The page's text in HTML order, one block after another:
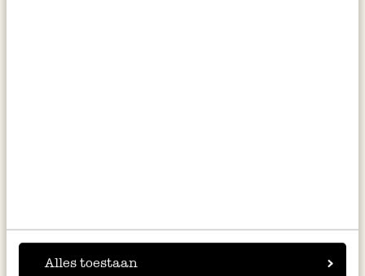
Alles toestaan
Bloempot, terracotta, grijs, Ø